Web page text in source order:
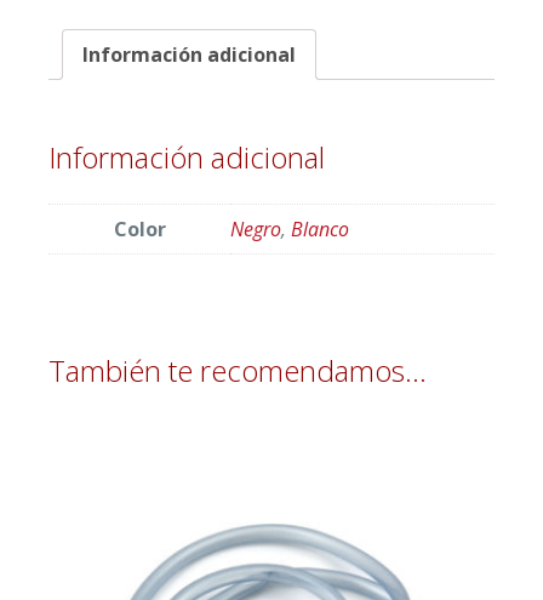
Información adicional
Información adicional
Color Negro, Blanco
También te recomendamos…